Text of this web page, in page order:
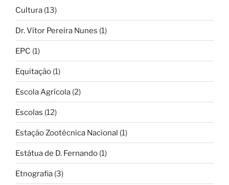
Cultura (13)
Dr. Vítor Pereira Nunes (1)
EPC (1)
Equitação (1)
Escola Agrícola (2)
Escolas (12)
Estação Zootécnica Nacional (1)
Estátua de D. Fernando (1)
Etnografia (3)